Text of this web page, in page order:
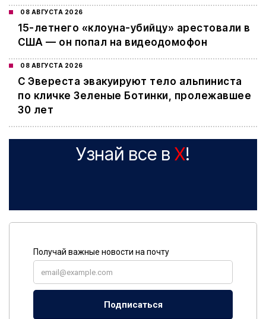
08 АВГУСТА 2026
15-летнего «клоуна-убийцу» арестовали в
США — он попал на видеодомофон
08 АВГУСТА 2026
С Эвереста эвакуируют тело альпиниста
по кличке Зеленые Ботинки, пролежавшее
30 лет
Узнай все в X!